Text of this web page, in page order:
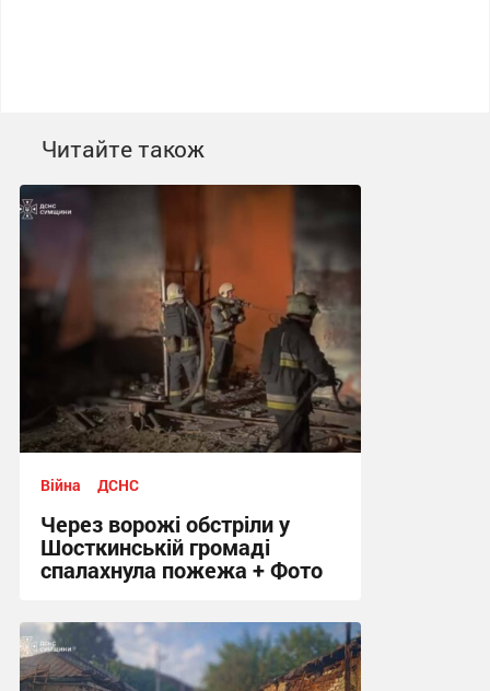
Читайте також
Війна ДСНС
Через ворожі обстріли у
Шосткинській громаді
спалахнула пожежа + Фото
12:12, 7.08.2026